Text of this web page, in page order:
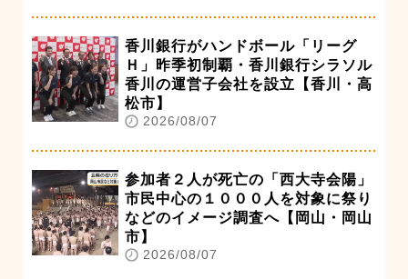
香川銀行がハンドボール「リーグ
Ｈ」昨季初制覇・香川銀行シラソル
香川の運営子会社を設立【香川・高
松市】
2026/08/07
参加者２人が死亡の「西大寺会陽」
市民中心の１０００人を対象に祭り
などのイメージ調査へ【岡山・岡山
市】
2026/08/07